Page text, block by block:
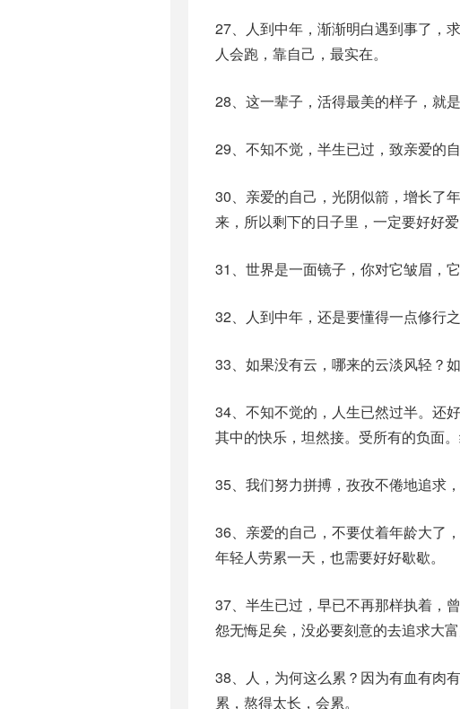
27、人到中年，渐渐明白遇到事了，
人会跑，靠自己，最实在。
28、这一辈子，活得最美的样子，就
29、不知不觉，半生已过，致亲爱的
30、亲爱的自己，光阴似箭，增长了
来，所以剩下的日子里，一定要好好爱
31、世界是一面镜子，你对它皱眉，
32、人到中年，还是要懂得一点修行
33、如果没有云，哪来的云淡风轻？
34、不知不觉的，人生已然过半。还
其中的快乐，坦然接。受所有的负面
35、我们努力拼搏，孜孜不倦地追求
36、亲爱的自己，不要仗着年龄大了
年轻人劳累一天，也需要好好歇歇。
37、半生已过，早已不再那样执着，
怨无悔足矣，没必要刻意的去追求大
38、人，为何这么累？因为有血有肉
累，熬得太长，会累。